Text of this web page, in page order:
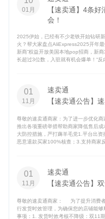
01月
【速卖通】4条
会！
2025伊始，已经有不少老铁开始钻研
火？帮大家盘点AliExpress2025开年
新商”权益开放美国本地pop招商，新
长超过3位数，入驻就有机会爆单！“反
01
11月
速卖通
【速卖通公告】
尊敬的速卖通商家：为了进一步优化
推出各项重磅举措帮助商家降低售后
大防控措施，严打薅羊毛党1.平台出
恶意退款买家100%核查；3.支持商家
01
11月
速卖通
【速卖通公告】
尊敬的速卖通商家： 为了提升消费者
行发货时效管理，为确保您的店铺能
事项：1. 发货时效考核不降级：双11